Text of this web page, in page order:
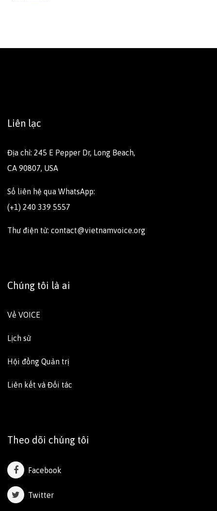
Liên lạc
Địa chỉ: 245 E Pepper Dr, Long Beach,
CA 90807, USA
Số liên hệ qua WhatsApp:
(+1) 240 339 5557
Thư điện tử: contact@vietnamvoice.org
Chúng tôi là ai
Về VOICE
Lịch sử
Hội đồng Quản trị
Liên kết và Đối tác
Theo dõi chúng tôi
Facebook
Twitter